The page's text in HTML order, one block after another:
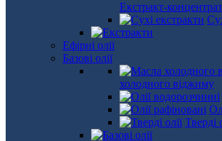
Екстракт-
Ефірні олії
Базові олії
холодного віджиму
Тверді